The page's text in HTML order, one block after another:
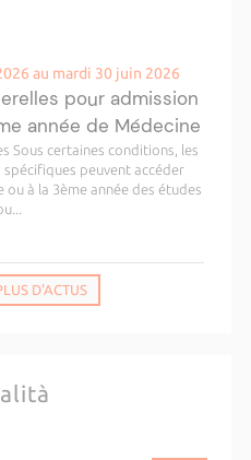
au mardi 30 juin 2026
pour admission
année de Médecine
Sous certaines conditions, les
peuvent accéder
ou à la 3ème année des études
D'ACTUS